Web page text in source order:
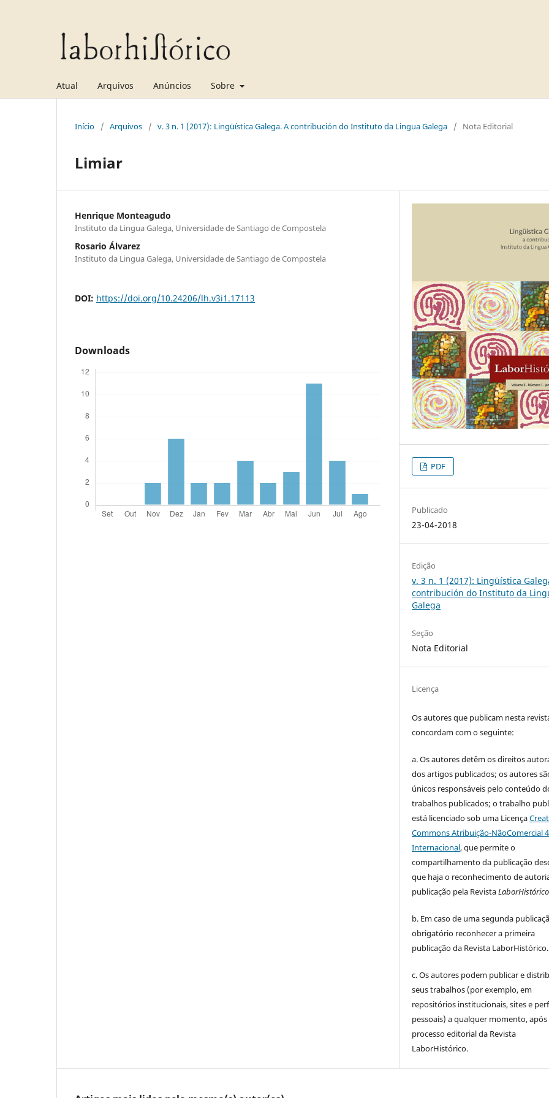
Atual Arquivos Anúncios Sobre
Início / Arquivos / v. 3 n. 1 (2017): Lingüística Galega. A contribución do Instituto da Lingua Galega / Nota Editorial
Limiar
Henrique Monteagudo
Instituto da Lingua Galega, Universidade de Santiago de Compostela
Rosario Álvarez
Instituto da Lingua Galega, Universidade de Santiago de Compostela
DOI: https://doi.org/10.24206/lh.v3i1.17113
Downloads
PDF
Publicado
23-04-2018
Edição
v. 3 n. 1 (2017): Lingüística
contribución do Instituto da
Galega
Seção
Nota Editorial
Licença
Os autores que publicam nesta
concordam com o seguinte:
a.Os autores detêm os direitos
dos artigos publicados;os autores
únicos responsáveis pelo conteúdo
trabalhos publicados;o trabalho
está licenciado sob uma Licença
Commons Atribuição-NãoComercial
Internacional, que permite o
compartilhamento da publicação
que haja o reconhecimento de
publicação pela RevistaLaborHistórico
b. Em caso de uma segunda
obrigatório reconhecer a primeira
publicação da Revista LaborHistórico.
c. Os autores podem publicar e
seus trabalhos (por exemplo, em
repositórios institucionais, sites e
pessoais) a qualquer momento, após
processo editorial da Revista
LaborHistórico.